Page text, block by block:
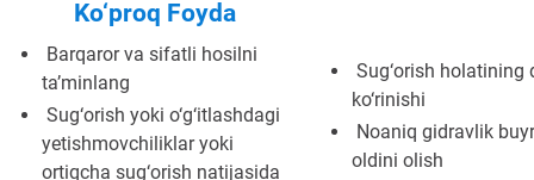
Ko‘proq Foyda
Barqaror va sifatli hosilni
ta’minlang
Sug‘orish yoki o‘g‘itlashdagi
yetishmovchiliklar yoki
ortiqcha sug‘orish natijasida
Sug‘orish holatining
ko‘rinishi
Noaniq gidravlik
oldini olish